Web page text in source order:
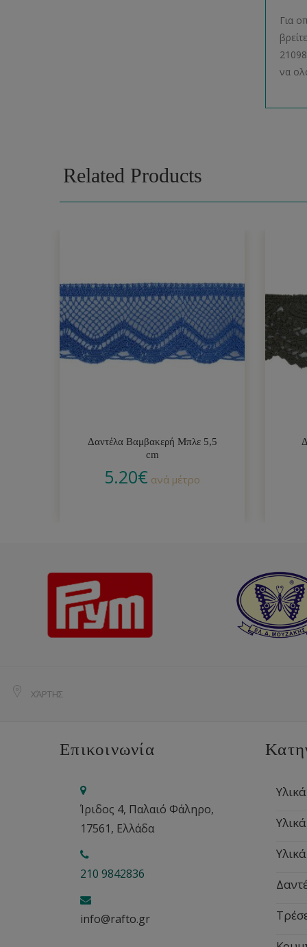
Για
να
Related Products
Δαντέλα Βαμβακερή Μπλε 5,5
cm
5.20€ ανά μέτρο
ΧΆΡΤΗΣ
Επικοινωνία
Ίριδος 4, Παλαιό Φάληρο,
17561, Ελλάδα
210 9842836
info@rafto.gr